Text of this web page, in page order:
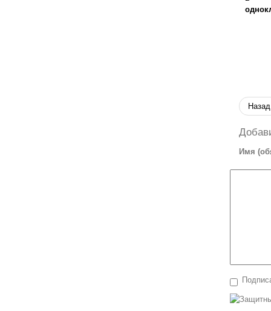
Назад
Имя